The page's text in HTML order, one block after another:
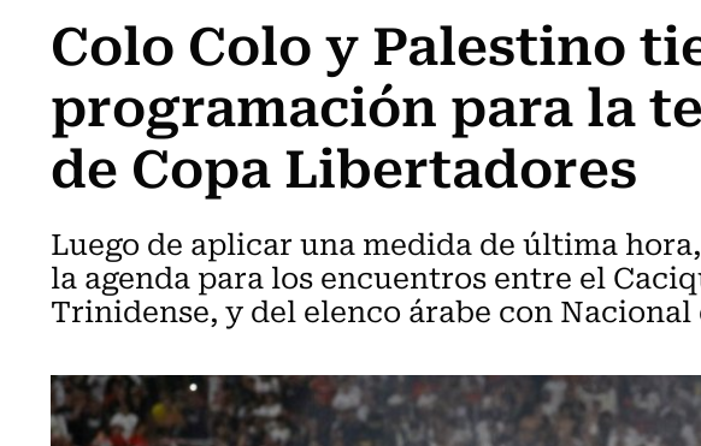
Colo Colo y Palestino
programación para la
de Copa Libertadores
Luego de aplicar una medida de última
la agenda para los encuentros entre el
Trinidense, y del elenco árabe con Nacional